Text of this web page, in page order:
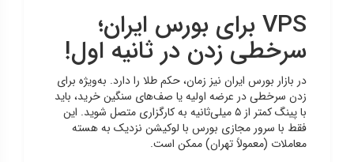
VPS برای بورس ایران؛
سرخطی زدن در ثانیه اول!
در بازار بورس ایران نیز زمان، حکم طلا را دارد. به‌ویژه برای
زدن سرخطی در عرضه اولیه یا صف‌های سنگین خرید، باید
با پینگ کمتر از ۵ میلی‌ثانیه به کارگزاری متصل شوید. این
فقط با سرور مجازی بورس با لوکیشن نزدیک به هسته
معاملات (معمولاً تهران) ممکن است.